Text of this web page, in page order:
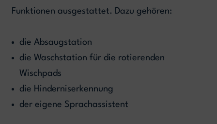
Funktionen ausgestattet. Dazu gehören:
die Absaugstation
die Waschstation für die rotierenden
Wischpads
die Hinderniserkennung
der eigene Sprachassistent